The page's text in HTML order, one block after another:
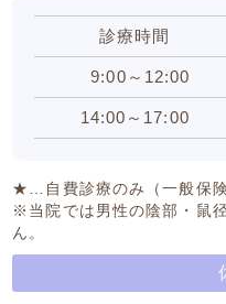
診療時間
9:00～12:00
14:00～17:00
★…自費診療のみ（一般保険
※当院では男性の陰部・鼠
ん。